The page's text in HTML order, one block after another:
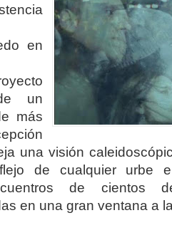
do en
un
más
una visión
de cualquier urbe
de cientos
en una gran ventana a